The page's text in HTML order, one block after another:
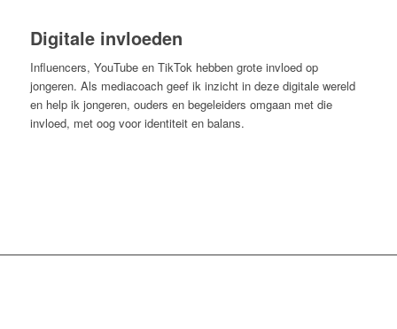
Digitale invloeden
Influencers, YouTube en TikTok hebben grote invloed op
jongeren. Als mediacoach geef ik inzicht in deze digitale wereld
en help ik jongeren, ouders en begeleiders omgaan met die
invloed, met oog voor identiteit en balans.